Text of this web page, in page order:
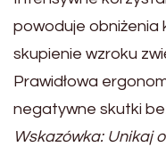
powoduje obniżenia
skupienie wzroku
Prawidłowa
negatywne skutki
Wskazówka: Unikaj